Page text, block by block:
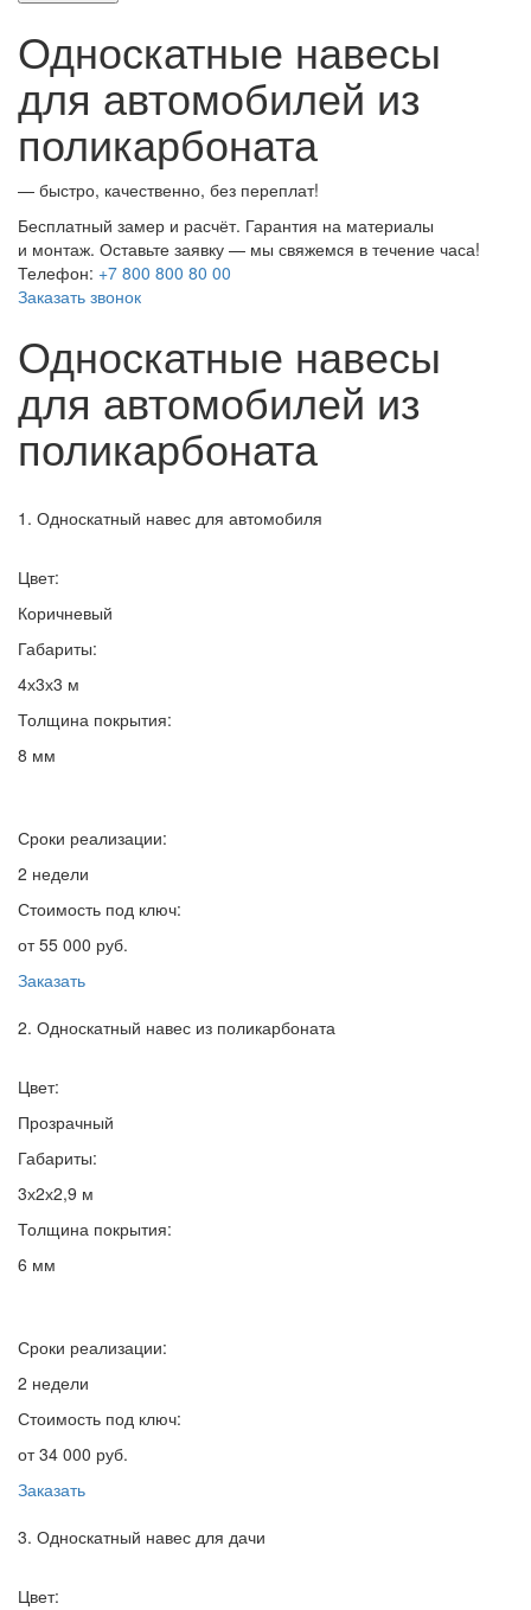
Односкатные навесы
для автомобилей из
поликарбоната
— быстро, качественно, без переплат!
Бесплатный замер и расчёт. Гарантия на материалы
и монтаж. Оставьте заявку — мы свяжемся в течение часа!
Телефон: +7 800 800 80 00
Заказать звонок
Односкатные навесы
для автомобилей из
поликарбоната
1. Односкатный навес для автомобиля
Цвет:
Коричневый
Габариты:
4х3х3 м
Толщина покрытия:
8 мм
Сроки реализации:
2 недели
Стоимость под ключ:
от 55 000 руб.
Заказать
2. Односкатный навес из поликарбоната
Цвет:
Прозрачный
Габариты:
3х2х2,9 м
Толщина покрытия:
6 мм
Сроки реализации:
2 недели
Стоимость под ключ:
от 34 000 руб.
Заказать
3. Односкатный навес для дачи
Цвет: